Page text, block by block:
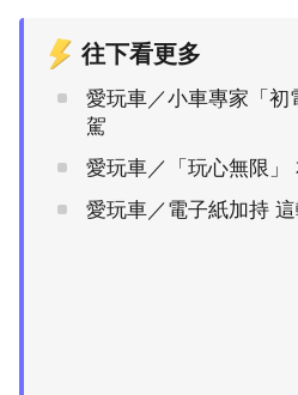
往下看更多
愛玩車／小車專家「初
駕
愛玩車／「玩心無限」
愛玩車／電子紙加持 這